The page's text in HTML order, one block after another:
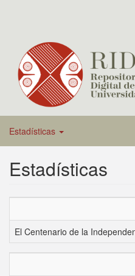
Estadísticas
Estadísticas
El Centenario de la